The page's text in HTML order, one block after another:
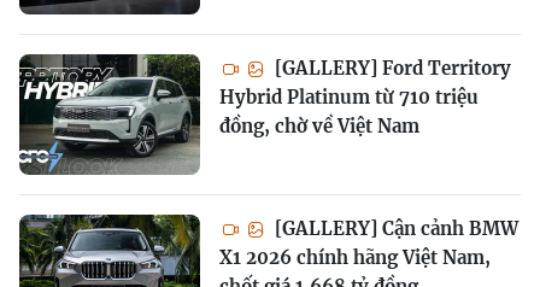
[GALLERY] Ford Territory
Hybrid Platinum từ 710 triệu
đồng, chờ về Việt Nam
[GALLERY] Cận cảnh BMW
X1 2026 chính hãng Việt Nam,